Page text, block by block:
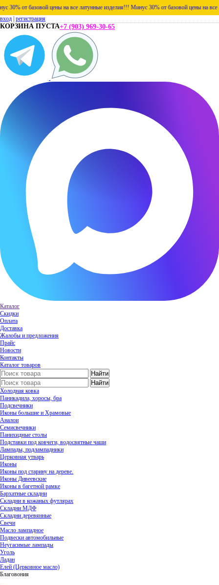
от базовой цены на все латунные изделия!!! Минус 30% от базовой цены на все
вход регистрация
КОРЗИНА ПУСТА+7 (903) 969-30-65
Каталог
Скидки
Оплата
Доставка
Жалобы и предложения
Прайс
Новости
Контакты
Каталог товаров
Холодная ковка
Паникадила, хоросы, бра
Подсвечники
Иконы большие и Храмовые
Аналои
Семисвечники
Панихидные столы
Подставки под ковчеги, водосвятные чаши
Лампады, подлампадники
Церковная утварь
Иконы
Иконы под старину на дереве.
Иконы Дивеевские
Иконы в багетной рамке
Бархатные складни
Складни в кожаных футлярах
Складни МДФ
Складни деревянные
Свечи
Масло лампадное
Подвески автомобильные
Неугасимые лампады
Уголь
Ладан
Елей (Церковное масло)
Благовония